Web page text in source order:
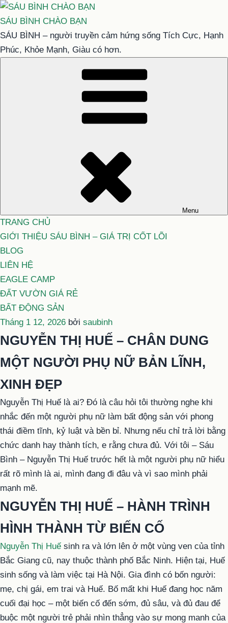
Chuyển
đến
phần
nội
SÁU BÌNH CHÀO BẠN
SÁU BÌNH – người truyền cảm hứng sống Tích Cực, Hạnh
Phúc, Khỏe Mạnh, Giàu có hơn.
Menu
TRANG CHỦ
GIỚI THIỆU SÁU BÌNH – GIÁ TRỊ CỐT LÕI
BLOG
LIÊN HỆ
EAGLE CAMP
ĐẤT VƯỜN GIÁ RẺ
BẤT ĐỘNG SẢN
Đăng
trong
Tháng 1 12, 2026 bởi saubinh
NGUYỄN THỊ HUẾ – CHÂN DUNG
MỘT NGƯỜI PHỤ NỮ BẢN LĨNH,
XINH ĐẸP
Nguyễn Thị Huế là ai? Đó là câu hỏi tôi thường nghe khi
nhắc đến một người phụ nữ làm bất động sản với phong
thái điềm tĩnh, kỷ luật và bền bỉ. Nhưng nếu chỉ trả lời bằng
chức danh hay thành tích, e rằng chưa đủ. Với tôi – Sáu
Bình – Nguyễn Thị Huế trước hết là một người phụ nữ hiểu
rất rõ mình là ai, mình đang đi đâu và vì sao mình phải
mạnh mẽ.
NGUYỄN THỊ HUẾ – HÀNH TRÌNH
HÌNH THÀNH TỪ BIẾN CỐ
Nguyễn Thị Huế sinh ra và lớn lên ở một vùng ven của tỉnh
Bắc Giang cũ, nay thuộc thành phố Bắc Ninh. Hiện tại, Huế
sinh sống và làm việc tại Hà Nội. Gia đình có bốn người:
mẹ, chị gái, em trai và Huế. Bố mất khi Huế đang học năm
cuối đại học – một biến cố đến sớm, đủ sâu, và đủ đau để
buộc một người trẻ phải nhìn thẳng vào sự mong manh của